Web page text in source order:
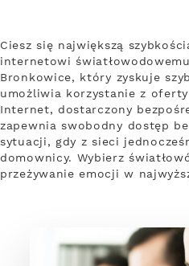
Ciesz się największą
internetowi
Bronkowice, który zyskuje
umożliwia korzystanie z
Internet, dostarczony
zapewnia swobodny dostęp
sytuacji, gdy z sieci
domownicy. Wybierz
przeżywanie emocji w